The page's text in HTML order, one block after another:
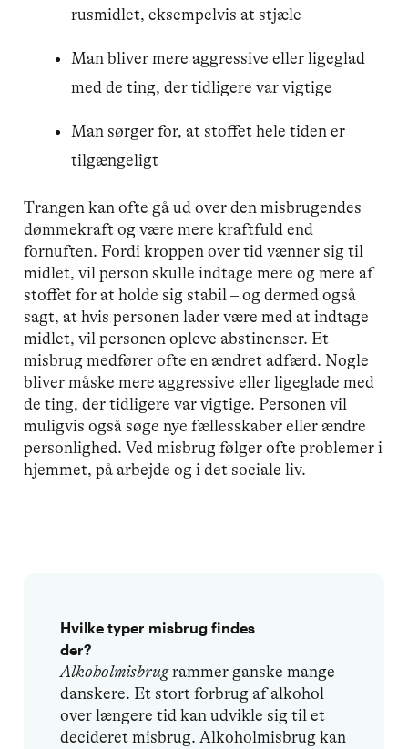
rusmidlet, eksempelvis at stjæle
Man bliver mere aggressive eller ligeglad
med de ting, der tidligere var vigtige
Man sørger for, at stoffet hele tiden er
tilgængeligt
Trangen kan ofte gå ud over den misbrugendes
dømmekraft og være mere kraftfuld end
fornuften. Fordi kroppen over tid vænner sig til
midlet, vil person skulle indtage mere og mere af
stoffet for at holde sig stabil – og dermed også
sagt, at hvis personen lader være med at indtage
midlet, vil personen opleve abstinenser. Et
misbrug medfører ofte en ændret adfærd. Nogle
bliver måske mere aggressive eller ligeglade med
de ting, der tidligere var vigtige. Personen vil
muligvis også søge nye fællesskaber eller ændre
personlighed. Ved misbrug følger ofte problemer i
hjemmet, på arbejde og i det sociale liv.
Hvilke typer misbrug findes
der?
Alkoholmisbrugrammer ganske mange
danskere. Et stort forbrug af alkohol
over længere tid kan udvikle sig til et
decideret misbrug. Alkoholmisbrug kan